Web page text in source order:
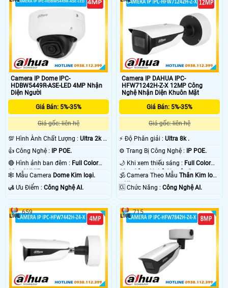
Camera IP Dome IPC-
HDBW5449R-ASE-LED 4MP Nhận
Diện Người
Giá Bán: 5%-35%
Giá gốc: liên hệ
💯 Hình Ành Chất Lượng : Ultra 2k +
👍 Công Nghệ :
IP POE.
🔴 Hình ảnh ban đêm : Full Color
30m ONVIF.
🕸️ Mẫu Camera Dome Kim loại.
️🛃 Ưu Điểm : Công Nghệ AI.
Camera IP DAHUA IPC-
HFW71242H-Z-X 12MP Công
Nghệ Nhận Diện Khuôn Mặt
Giá Bán: 5%-35%
Giá gốc: liên hệ
️⚡ Độ Phân giải :Ultra 8k .
⚙ Trang Bị Công Nghệ :
IP POE.
🌙 Khi xem thiếu sáng : Full Color
60m Công Nghệ Chuyên Dụng.
🕉️ Camera Theo MẫuThân Kim loại
+ Nhựa.
️🆑 Chức Năng :Công Nghệ AI.
659 715